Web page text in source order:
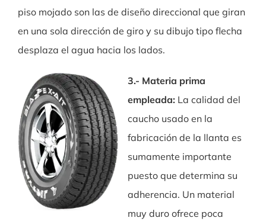
piso mojado son las de diseño direccional que giran
en una sola dirección de giro y su dibujo tipo flecha
desplaza el agua hacia los lados.
3.- Materia prima
empleada: La calidad del
caucho usado en la
fabricación de la llanta es
sumamente importante
puesto que determina su
adherencia. Un material
muy duro ofrece poca